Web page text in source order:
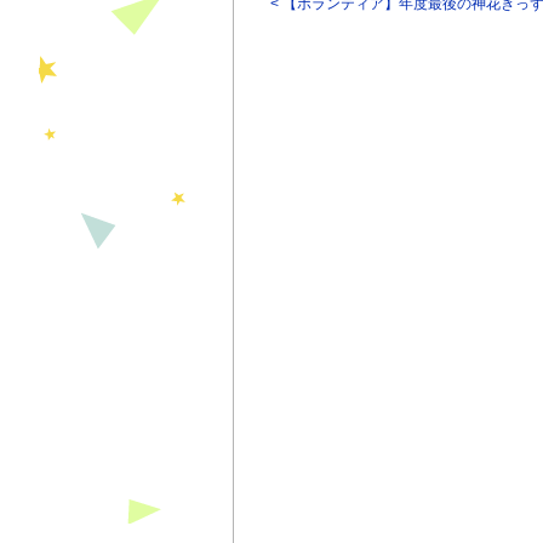
< 【ボランティア】年度最後の神花きっず